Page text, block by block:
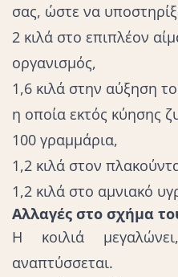
σας, ώστε να
2 κιλά στο επιπλέον
οργανισμός,
1,6 κιλά στην αύξηση
η οποία εκτός κύησης
100 γραμμάρια,
1,2 κιλά στον
1,2 κιλά στο αμνιακό
Αλλαγές στο σχήμα
Η κοιλιά
αναπτύσσεται.